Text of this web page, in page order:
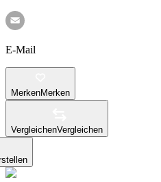
E-Mail
MerkenMerken
VergleichenVergleichen